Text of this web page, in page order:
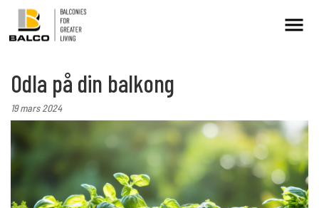
Kontakt/Service
Balkongrenovering
+
Odla på din balkong
19 mars 2024